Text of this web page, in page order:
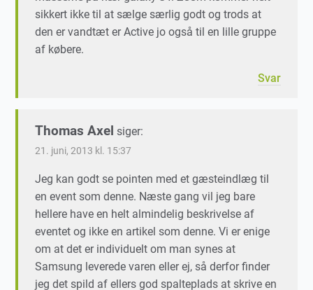
sikkert ikke til at sælge særlig godt og trods at
den er vandtæt er Active jo også til en lille gruppe
af købere.
Svar
Thomas Axel siger:
21. juni, 2013 kl. 15:37
Jeg kan godt se pointen med et gæsteindlæg til
en event som denne. Næste gang vil jeg bare
hellere have en helt almindelig beskrivelse af
eventet og ikke en artikel som denne. Vi er enige
om at det er individuelt om man synes at
Samsung leverede varen eller ej, så derfor finder
jeg det spild af ellers god spalteplads at skrive en